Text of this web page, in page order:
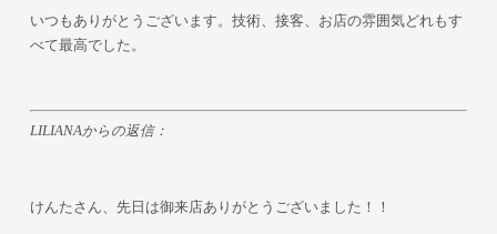
いつもありがとうございます。技術、接客、お店の雰囲気どれもす
べて最高でした。
LILIANAからの返信：
けんたさん、先日は御来店ありがとうございました！！